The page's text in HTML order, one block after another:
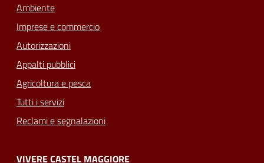
Ambiente
Imprese e commercio
Autorizzazioni
Appalti pubblici
Agricoltura e pesca
Tutti i servizi
Reclami e segnalazioni
VIVERE CASTEL MAGGIORE